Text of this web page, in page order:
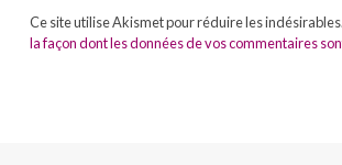
Ce site utilise Akismet pour réduire les indésirables.
la façon dont les données de vos commentaires